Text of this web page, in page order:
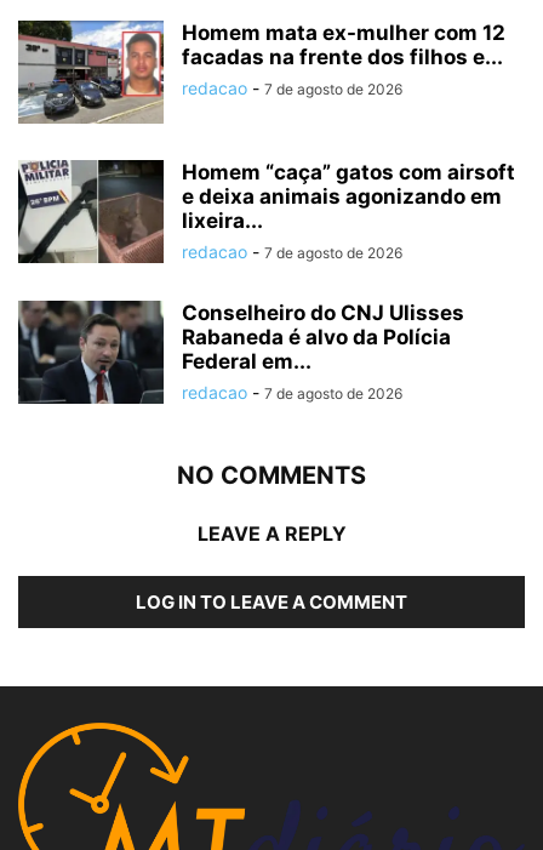
Homem mata ex-mulher com 12
facadas na frente dos filhos e...
redacao - 7 de agosto de 2026
Homem “caça” gatos com airsoft
e deixa animais agonizando em
lixeira...
redacao - 7 de agosto de 2026
Conselheiro do CNJ Ulisses
Rabaneda é alvo da Polícia
Federal em...
redacao - 7 de agosto de 2026
NO COMMENTS
LEAVE A REPLY
LOG IN TO LEAVE A COMMENT